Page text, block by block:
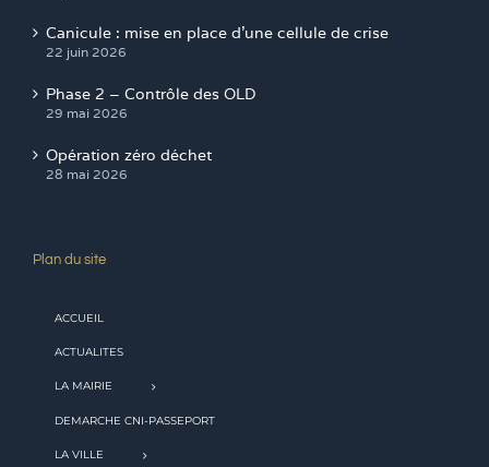
Canicule : mise en place d’une cellule de crise
22 juin 2026
Phase 2 – Contrôle des OLD
29 mai 2026
Opération zéro déchet
28 mai 2026
Plan du site
ACCUEIL
ACTUALITES
LA MAIRIE
DEMARCHE CNI-PASSEPORT
LA VILLE